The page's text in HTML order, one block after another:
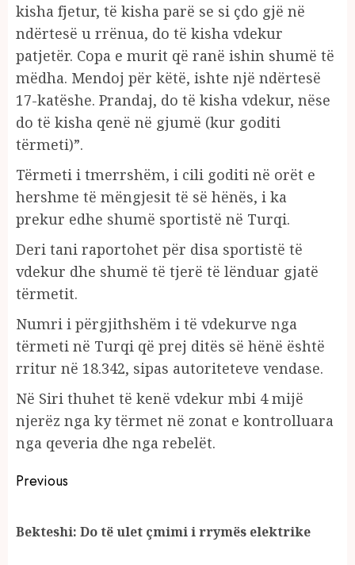
kisha fjetur, të kisha parë se si çdo gjë në
ndërtesë u rrënua, do të kisha vdekur
patjetër. Copa e murit që ranë ishin shumë të
mëdha. Mendoj për këtë, ishte një ndërtesë
17-katëshe. Prandaj, do të kisha vdekur, nëse
do të kisha qenë në gjumë (kur goditi
tërmeti)”.
Tërmeti i tmerrshëm, i cili goditi në orët e
hershme të mëngjesit të së hënës, i ka
prekur edhe shumë sportistë në Turqi.
Deri tani raportohet për disa sportistë të
vdekur dhe shumë të tjerë të lënduar gjatë
tërmetit.
Numri i përgjithshëm i të vdekurve nga
tërmeti në Turqi që prej ditës së hënë është
rritur në 18.342, sipas autoriteteve vendase.
Në Siri thuhet të kenë vdekur mbi 4 mijë
njerëz nga ky tërmet në zonat e kontrolluara
nga qeveria dhe nga rebelët.
Continue
Previous
Bekteshi: Do të ulet çmimi i rrymës elektrike